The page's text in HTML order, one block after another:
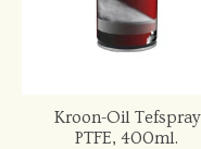
Kroon-Oil Tefspray
PTFE, 400ml.